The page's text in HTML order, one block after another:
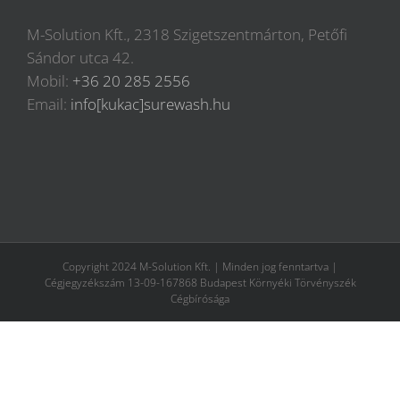
M-Solution Kft., 2318 Szigetszentmárton, Petőfi
Sándor utca 42.
Mobil: +36 20 285 2556
Email: info[kukac]surewash.hu
Copyright 2024 M-Solution Kft. | Minden jog fenntartva |
Cégjegyzékszám 13-09-167868 Budapest Környéki Törvényszék
Cégbírósága